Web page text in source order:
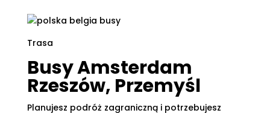
Trasa
Busy Amsterdam
Rzeszów, Przemyśl
Planujesz podróż zagraniczną i potrzebujesz